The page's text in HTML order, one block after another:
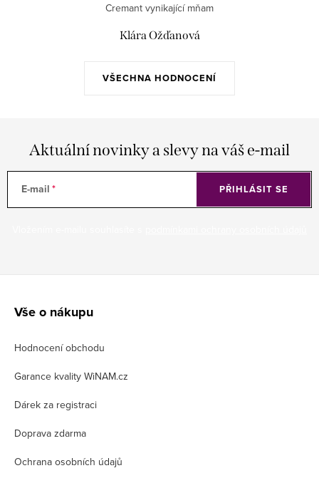
VŠECHNA HODNOCENÍ
Cremant vynikající mňam
Klára Ožďanová
Aktuální novinky a slevy na váš e-mail
E-mail PŘIHLÁSIT SE
Vše o nákupu
Hodnocení obchodu
Garance kvality WiNAM.cz
Dárek za registraci
Doprava zdarma
Ochrana osobních údajů